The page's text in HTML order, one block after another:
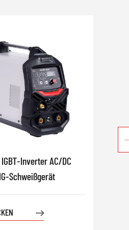
Inverter AC/DC
Schweißgerät